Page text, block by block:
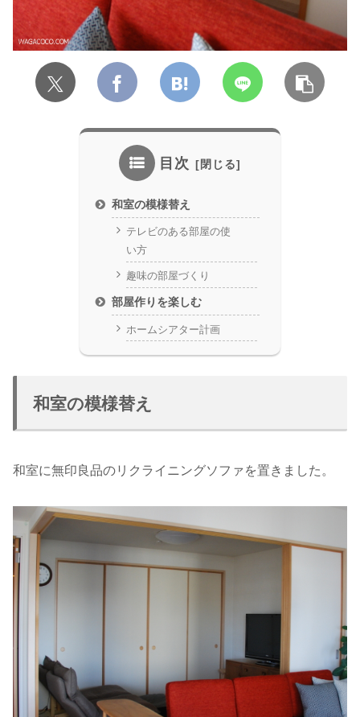
目次
和室の模様替え
テレビのある部屋の使
い方
趣味の部屋づくり
部屋作りを楽しむ
ホームシアター計画
和室の模様替え
和室に無印良品のリクライニングソファを置きました。